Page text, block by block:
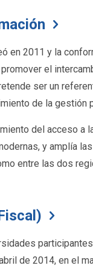
en 2011 y la
el
ser un
de la gestión
del acceso
y amplía
entre las dos
de 2014, en el